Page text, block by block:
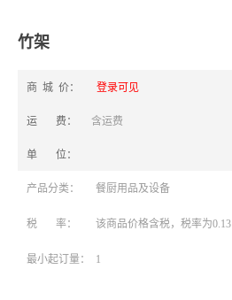
竹架
商 城 价： 登录可见
运 费： 含运费
单 位：
产品分类： 餐厨用品及设备
税 率： 该商品价格含税，税率为0.13
最小起订量： 1